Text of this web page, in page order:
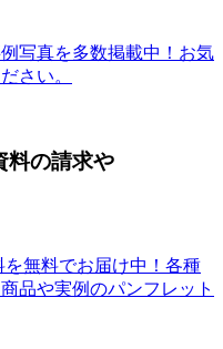
写真を多数掲載中！お気
さい。
料の請求や